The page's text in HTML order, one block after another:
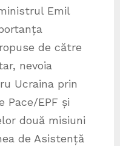
Emil
de către
nevoia
Ucraina prin
Pace/EPF și
două misiuni
de Asistență